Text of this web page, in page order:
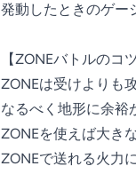
発動したときのゲー
【ZONEバトルのコツ
ZONEは受けよりも
なるべく地形に余裕
ZONEを使えば大き
ZONEで送れる火力